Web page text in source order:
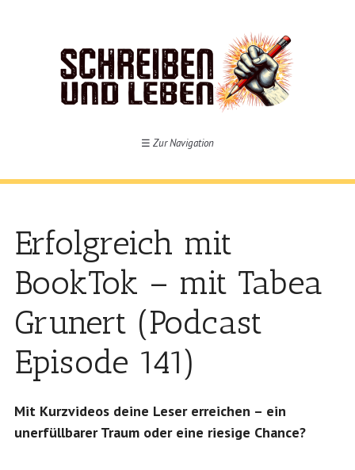
☰ Zur Navigation
Erfolgreich mit
BookTok – mit Tabea
Grunert (Podcast
Episode 141)
Mit Kurzvideos deine Leser erreichen – ein
unerfüllbarer Traum oder eine riesige Chance?